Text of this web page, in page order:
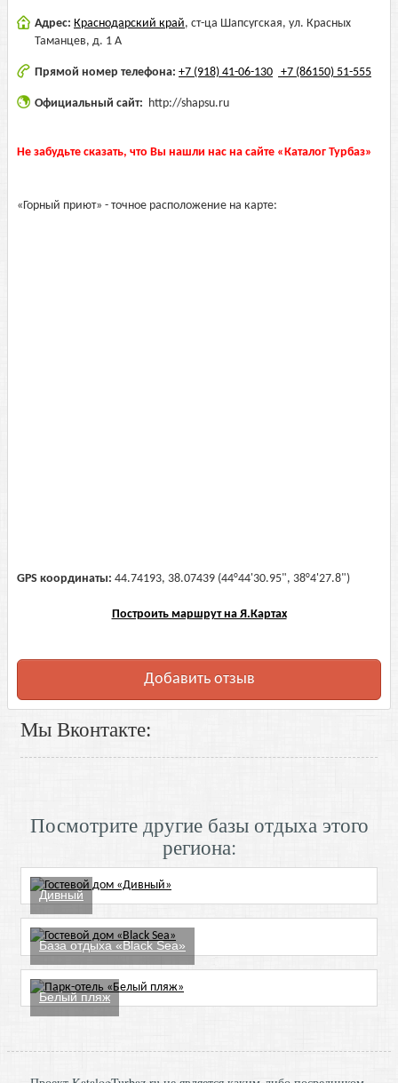
Адрес: Краснодарский край, ст-ца Шапсугская, ул. Красных
Таманцев, д. 1 А
Прямой номер телефона: +7 (918) 41-06-130 +7 (86150) 51-555
Официальный сайт: http://shapsu.ru
Не забудьте сказать, что Вы нашли нас на сайте «Каталог Турбаз»
«Горный приют» - точное расположение на карте:
GPS координаты: 44.74193, 38.07439 (44°44'30.95", 38°4'27.8")
Построить маршрут на Я.Картах
Добавить отзыв
Мы Вконтакте:
Посмотрите другие базы отдыха этого
региона:
Дивный
База отдыха «Black Sea»
Белый пляж